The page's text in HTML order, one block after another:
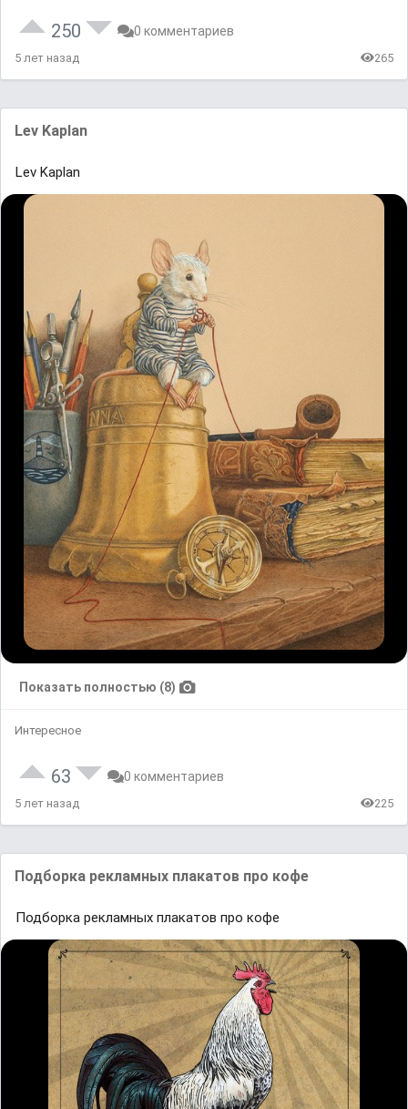
250 0 комментариев
5 лет назад 265
Lev Kaplan
Lev Kaplan
Показать полностью (8)
Интересное
63 0 комментариев
5 лет назад 225
Подборка рекламных плакатов про кофе
Подборка рекламных плакатов про кофе